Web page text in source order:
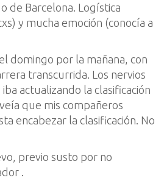
de Barcelona. Logística
) y mucha emoción (conocía a
domingo por la mañana, con
transcurrida. Los nervios
actualizando la clasificación
que mis compañeros
encabezar la clasificación. No
previo susto por no
.